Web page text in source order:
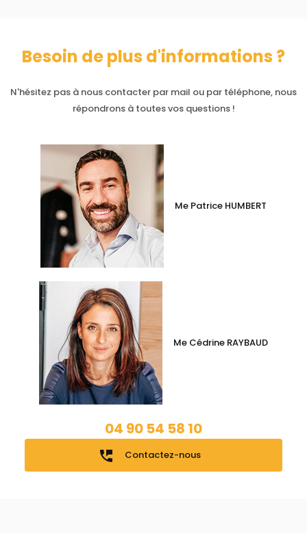
Besoin de plus d'informations ?
N'hésitez pas à nous contacter par mail ou par téléphone, nous
répondrons à toutes vos questions !
Me Patrice HUMBERT
Me Cédrine RAYBAUD
04 90 54 58 10
perm_phone_msg Contactez-nous